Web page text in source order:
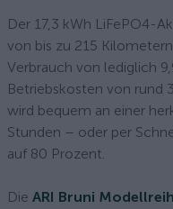
Der 17,3 kWh LiFePO4-
von bis zu 215
Verbrauch von lediglich
Betriebskosten von rund
wird bequem an einer
Stunden – oder per
auf 80 Prozent.
Die ARI Bruni